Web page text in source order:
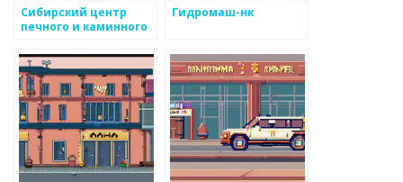
Сибирский центр
печного и каминного
Гидромаш-нк